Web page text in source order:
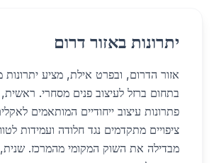
יתרונות באזור דרום
אזור הדרום, ובפרט אילת, מציע יתרונות
בתחום ברזל לעיצוב פנים מסחרי.
פתרונות עיצוב ייחודיים המותאמים
ציפויים מתקדמים נגד חלודה ועמידות
מבדילה את השוק המקומי מהמרכז.